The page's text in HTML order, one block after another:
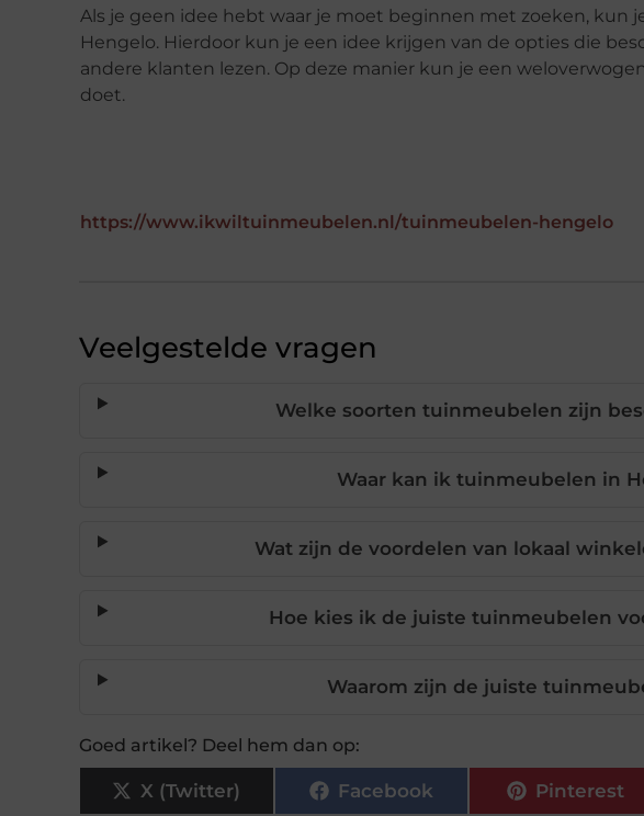
Als je geen idee hebt waar je moet beginnen met zoeken, kun
Hengelo. Hierdoor kun je een idee krijgen van de opties die
andere klanten lezen. Op deze manier kun je een
doet.
https://www.ikwiltuinmeubelen.nl/tuinmeubelen-hengelo
Veelgestelde vragen
Welke soorten tuinmeubelen zijn
Waar kan ik tuinmeubelen in
Wat zijn de voordelen van lokaal
Hoe kies ik de juiste tuinmeubelen
Waarom zijn de juiste
Goed artikel? Deel hem dan op:
X (Twitter) Facebook Pinterest